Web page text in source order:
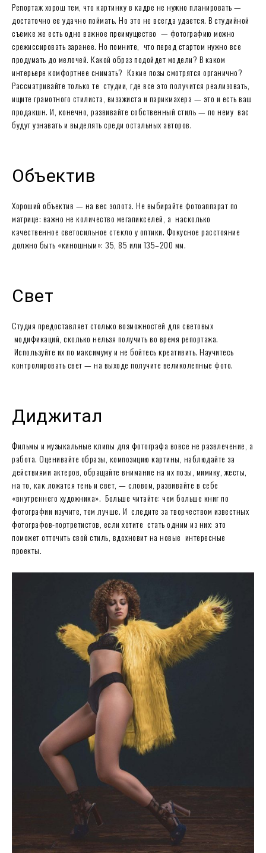
Репортаж хорош тем, что картинку в кадре не нужно планировать —
достаточно ее удачно поймать. Но это не всегда удается. В студийной
съемке же есть одно важное преимущество — фотографию можно
срежиссировать заранее. Но помните, что перед стартом нужно все
продумать до мелочей. Какой образ подойдет модели? В каком
интерьере комфортнее снимать? Какие позы смотрятся органично?
Рассматривайте только те студии, где все это получится реализовать,
ищите грамотного стилиста, визажиста и парикмахера — это и есть ваш
продакшн. И, конечно, развивайте собственный стиль — по нему вас
будут узнавать и выделять среди остальных авторов.
Объектив
Хороший объектив — на вес золота. Не выбирайте фотоаппарат по
матрице: важно не количество мегапикселей, а насколько
качественное светосильное стекло у оптики. Фокусное расстояние
должно быть «киношным»: 35, 85 или 135–200 мм.
Свет
Студия предоставляет столько возможностей для световых
модификаций, сколько нельзя получить во время репортажа.
Используйте их по максимуму и не бойтесь креативить. Научитесь
контролировать свет — на выходе получите великолепные фото.
Диджитал
Фильмы и музыкальные клипы для фотографа вовсе не развлечение, а
работа. Оценивайте образы, композицию картины, наблюдайте за
действиями актеров, обращайте внимание на их позы, мимику, жесты,
на то, как ложатся тень и свет, — словом, развивайте в себе
«внутреннего художника». Больше читайте: чем больше книг по
фотографии изучите, тем лучше. И следите за творчеством известных
фотографов-портретистов, если хотите стать одним из них: это
поможет отточить свой стиль, вдохновит на новые интересные
проекты.